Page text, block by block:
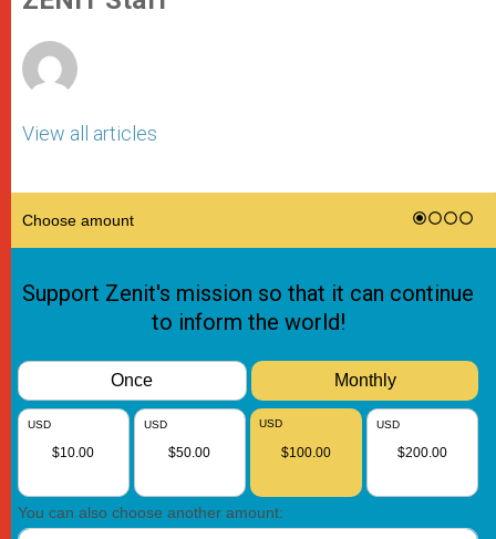
p e k
View all articles